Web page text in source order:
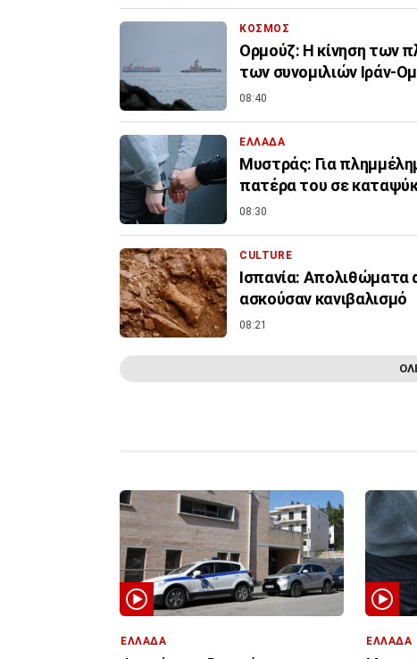
ΚΟΣΜΟΣ
Ορμούζ: Η κίνηση των
των συνομιλιών Ιράν-
08:40
ΕΛΛΑΔΑ
Μυστράς: Για
πατέρα του σε
08:30
CULTURE
Ισπανία: Απολιθώματα
ασκούσαν κανιβαλισμό
08:21
ΕΛΛΑΔΑ ΕΛΛΑΔΑ